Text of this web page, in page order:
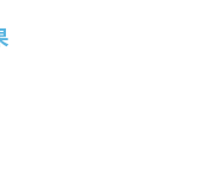
の要点
プログラム